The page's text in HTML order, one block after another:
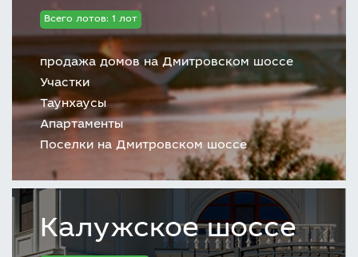
Всего лотов: 1 лот
продажа домов на Дмитровском шоссе
Участки
Таунхаусы
Апартаменты
Поселки на Дмитровском шоссе
Калужское шоссе